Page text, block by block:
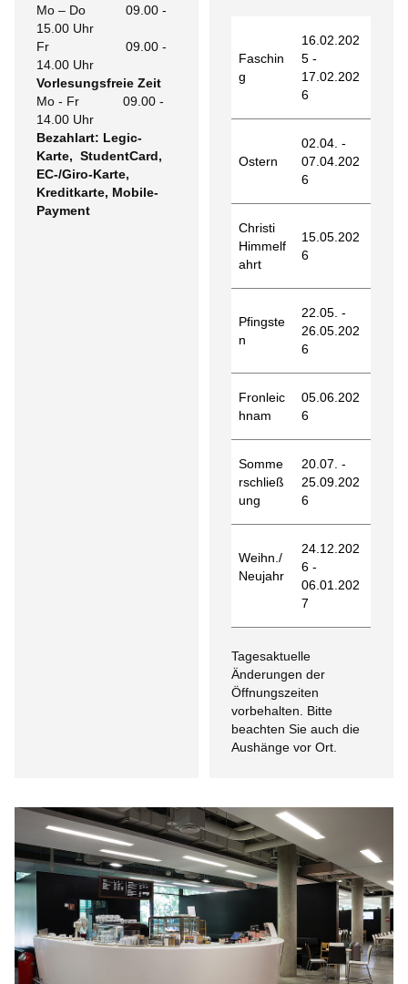
Mo – Do 09.00 -
15.00 Uhr
Fr 09.00 -
14.00 Uhr
Vorlesungsfreie Zeit
Mo - Fr 09.00 -
14.00 Uhr
Bezahlart: Legic-
Karte, StudentCard,
EC-/Giro-Karte,
Kreditkarte, Mobile-
Payment
Faschin
g
16.02.202
5 -
17.02.202
6
Ostern
02.04. -
07.04.202
6
Christi
Himmelf
ahrt
15.05.202
6
Pfingste
n
22.05. -
26.05.202
6
Fronleic
hnam
05.06.202
6
Somme
rschließ
ung
20.07. -
25.09.202
6
Weihn./
Neujahr
24.12.202
6 -
06.01.202
7
Tagesaktuelle
Änderungen der
Öffnungszeiten
vorbehalten. Bitte
beachten Sie auch die
Aushänge vor Ort.